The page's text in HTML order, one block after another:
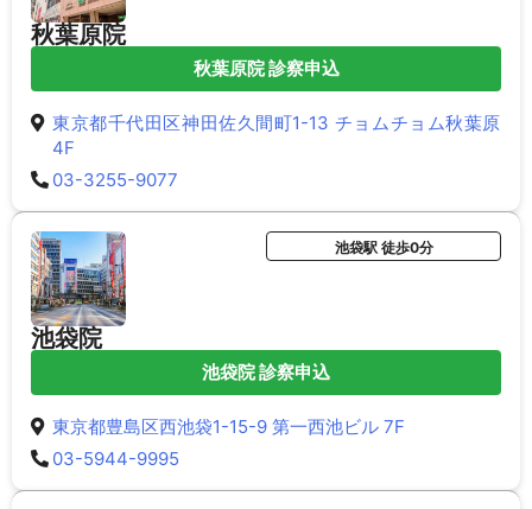
秋葉原院
秋葉原院 診察申込
東京都千代田区神田佐久間町1-13 チョムチョム秋葉原
4F
03-3255-9077
池袋院
池袋駅 徒歩0分
池袋院 診察申込
東京都豊島区西池袋1-15-9 第一西池ビル 7F
03-5944-9995